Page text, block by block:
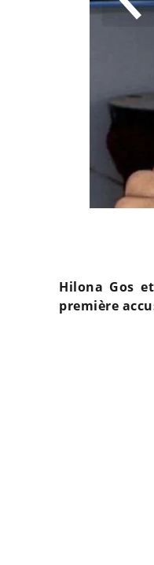
Hilona Gos
première